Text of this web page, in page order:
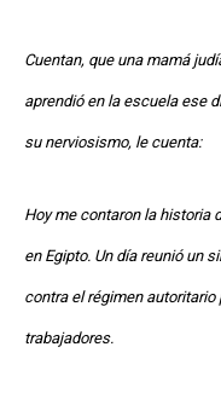
Cuentan, que una mamá
aprendió en la escuela ese
su nerviosismo, le cuenta:
Hoy me contaron la historia
en Egipto. Un día reunió un
contra el régimen
trabajadores.